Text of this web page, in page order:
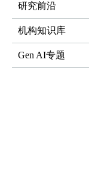
研究前沿
机构知识库
Gen AI专题